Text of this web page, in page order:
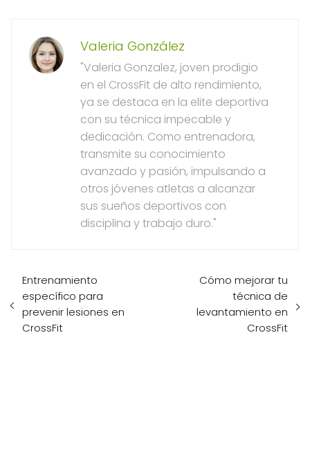
Valeria González
"Valeria Gonzalez, joven prodigio
en el CrossFit de alto rendimiento,
ya se destaca en la elite deportiva
con su técnica impecable y
dedicación. Como entrenadora,
transmite su conocimiento
avanzado y pasión, impulsando a
otros jóvenes atletas a alcanzar
sus sueños deportivos con
disciplina y trabajo duro."
Entrenamiento
específico para
prevenir lesiones en
CrossFit
Cómo mejorar tu
técnica de
levantamiento en
CrossFit